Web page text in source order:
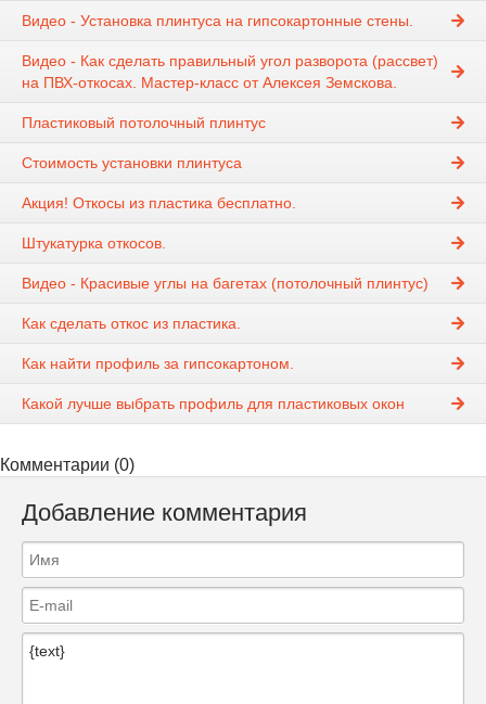
Видео - Установка плинтуса на гипсокартонные стены.
Видео - Как сделать правильный угол разворота (рассвет)
на ПВХ-откосах. Мастер-класс от Алексея Земскова.
Пластиковый потолочный плинтус
Стоимость установки плинтуса
Акция! Откосы из пластика бесплатно.
Штукатурка откосов.
Видео - Красивые углы на багетах (потолочный плинтус)
Как сделать откос из пластика.
Как найти профиль за гипсокартоном.
Какой лучше выбрать профиль для пластиковых окон
Комментарии (0)
Добавление комментария